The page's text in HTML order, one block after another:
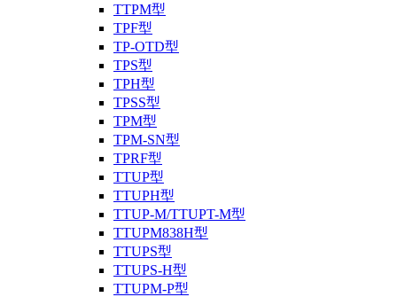
TTPM型
TPF型
TP-OTD型
TPS型
TPH型
TPSS型
TPM型
TPM-SN型
TPRF型
TTUP型
TTUPH型
TTUP-M/TTUPT-M型
TTUPM838H型
TTUPS型
TTUPS-H型
TTUPM-P型